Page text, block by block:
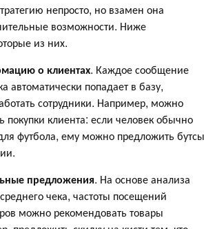
непросто, но взамен она
возможности. Ниже
из них.
о клиентах. Каждое сообщение
автоматически попадает в базу,
сотрудники. Например, можно
покупки клиента: если человек обычно
футбола, ему можно предложить бутсы
предложения. На основе анализа
чека, частоты посещений
можно рекомендовать товары